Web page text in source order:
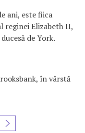
ani, este fiica
reginei Elizabeth II,
de York.
în vârstă